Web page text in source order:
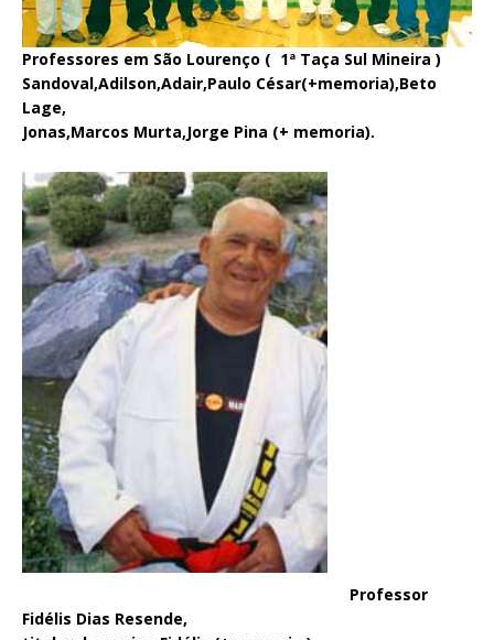
Professores em São Lourenço ( 1ª Taça Sul Mineira )
Sandoval,Adilson,Adair,Paulo César(+memoria),Beto
Lage,
Jonas,Marcos Murta,Jorge Pina (+ memoria).
Professor
Fidélis Dias Resende,